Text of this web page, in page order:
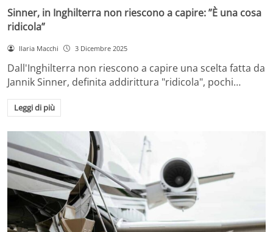
Sinner, in Inghilterra non riescono a capire: ”È una cosa
ridicola”
Ilaria Macchi 3 Dicembre 2025
Dall'Inghilterra non riescono a capire una scelta fatta da
Jannik Sinner, definita addirittura "ridicola", pochi…
Leggi di più